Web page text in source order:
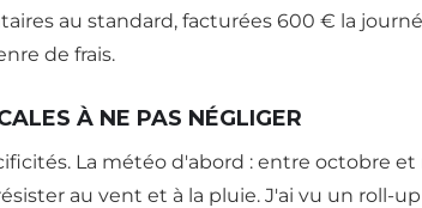
au standard, facturées 600 € la
de frais.
À NE PAS NÉGLIGER
La météo d'abord : entre octobre et
au vent et à la pluie. J'ai vu un roll-